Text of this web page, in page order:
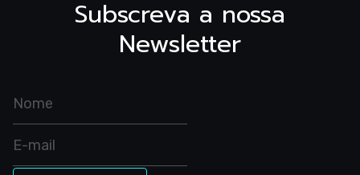
Subscreva a nossa
Newsletter